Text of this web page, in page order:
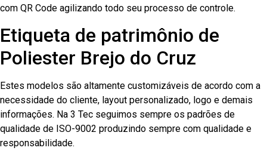
com QR Code agilizando todo seu processo de controle.
Etiqueta de patrimônio de
Poliester Brejo do Cruz
Estes modelos são altamente customizáveis de acordo com a
necessidade do cliente, layout personalizado, logo e demais
informações. Na 3 Tec seguimos sempre os padrões de
qualidade de ISO-9002 produzindo sempre com qualidade e
responsabilidade.